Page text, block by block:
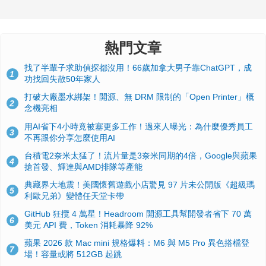
熱門文章
1
找了半輩子求助偵探都沒用！66歲加拿大男子靠ChatGPT，成
功找回失散50年家人
2
打破大廠墨水綁架！開源、無 DRM 限制的「Open Printer」概
念機亮相
3
用AI省下4小時竟被塞更多工作！過來人曝光：為什麼優秀員工
不再跟你分享怎麼使用AI
4
台積電2奈米太猛了！流片量是3奈米同期的4倍，Google與蘋果
搶首發、輝達與AMD排隊等產能
5
典藏界大地震！美國懷舊遊戲小店驚見 97 片未公開版《超級瑪
利歐兄弟》變體任天堂卡帶
6
GitHub 狂攬 4 萬星！Headroom 開源工具幫開發者省下 70 萬
美元 API 費，Token 消耗暴降 92%
7
蘋果 2026 款 Mac mini 規格爆料：M6 與 M5 Pro 異色搭檔登
場！容量或將 512GB 起跳